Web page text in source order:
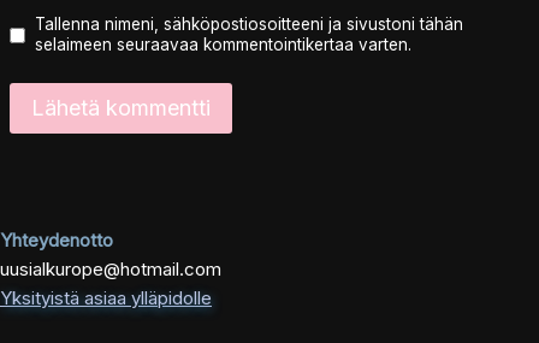
Tallenna nimeni, sähköpostiosoitteeni ja sivustoni tähän
selaimeen seuraavaa kommentointikertaa varten.
Yhteydenotto
uusialkurope@hotmail.com
Yksityistä asiaa ylläpidolle